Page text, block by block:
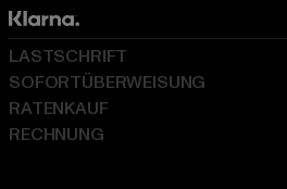
LASTSCHRIFT
SOFORTÜBERWEISUNG
RATENKAUF
RECHNUNG